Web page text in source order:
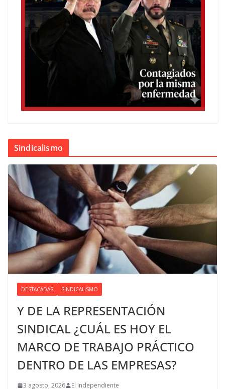
Sindicalismo
DESTACADAS SINDICALISMO
Y DE LA REPRESENTACIÓN
SINDICAL ¿CUÁL ES HOY EL
MARCO DE TRABAJO PRÁCTICO
DENTRO DE LAS EMPRESAS?
3 agosto, 2026 El Independiente